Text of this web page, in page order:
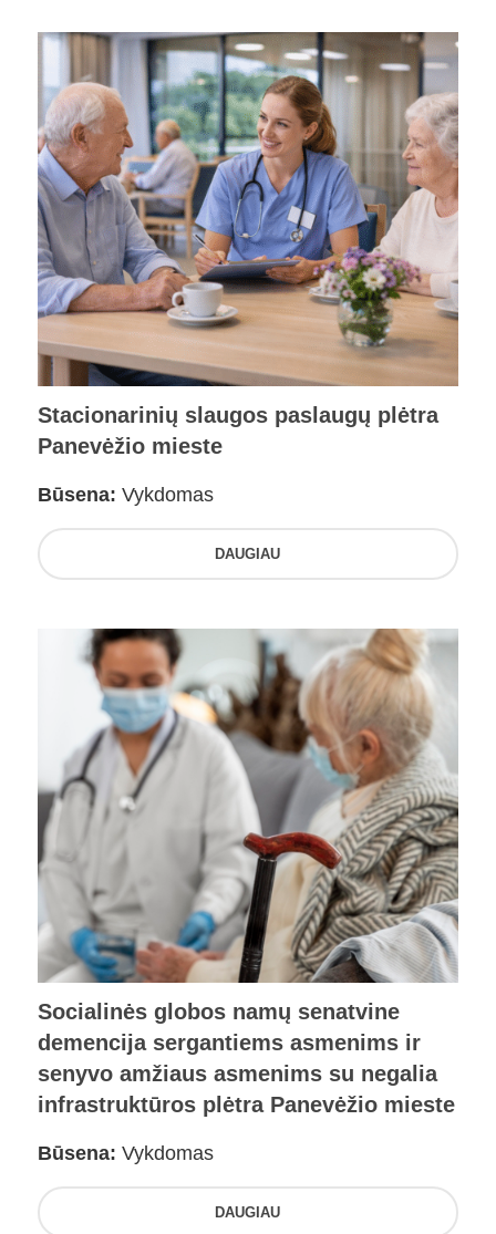
Stacionarinių slaugos paslaugų plėtra
Panevėžio mieste
Būsena: Vykdomas
DAUGIAU
Socialinės globos namų senatvine
demencija sergantiems asmenims ir
senyvo amžiaus asmenims su negalia
infrastruktūros plėtra Panevėžio mieste
Būsena: Vykdomas
DAUGIAU